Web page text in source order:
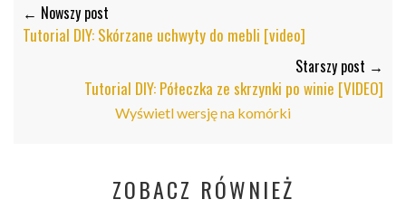
← Nowszy post
Tutorial DIY: Skórzane uchwyty do mebli [video]
Starszy post →
Tutorial DIY: Półeczka ze skrzynki po winie [VIDEO]
Wyświetl wersję na komórki
ZOBACZ RÓWNIEŻ